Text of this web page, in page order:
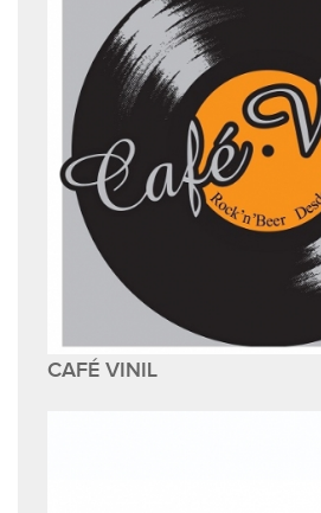
CAFÉ VINIL